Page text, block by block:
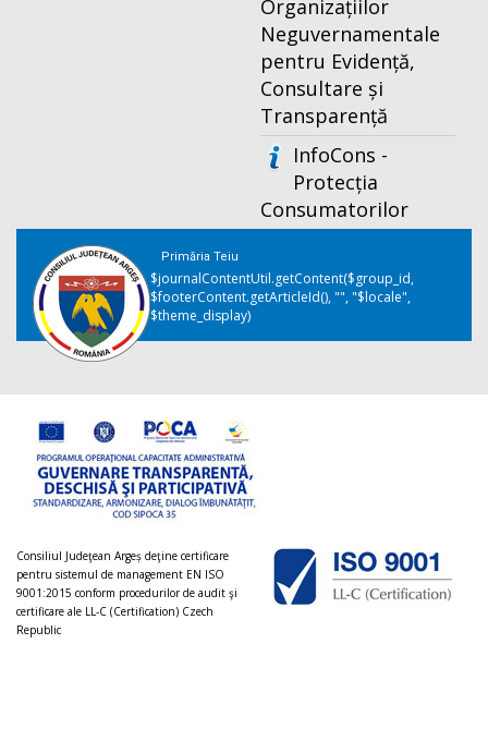
Organizațiilor
Neguvernamentale
pentru Evidență,
Consultare și
Transparență
InfoCons -
Protecția
Consumatorilor
Primăria Teiu
$journalContentUtil.getContent($group_id,
$footerContent.getArticleId(), "", "$locale",
$theme_display)
Consiliul Judeţean Argeș deţine certificare
pentru sistemul de management EN ISO
9001:2015 conform procedurilor de audit şi
certificare ale LL-C (Certification) Czech
Republic